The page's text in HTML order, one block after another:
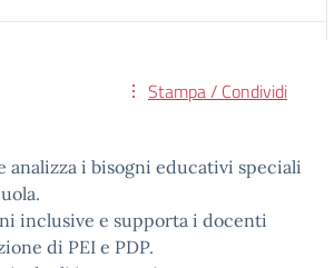
Stampa / Condividi
analizza i bisogni educativi speciali
inclusive e supporta i docenti
di PEI e PDP.